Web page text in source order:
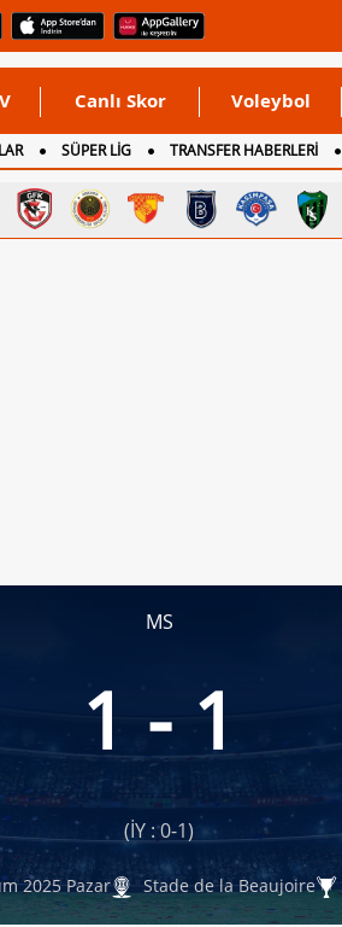
Canlı Skor Voleybol
SÜPER LİG TRANSFER HABERLERİ
MS
1 - 1
(İY : 0-1)
2025 Pazar Stade de la Beaujoire